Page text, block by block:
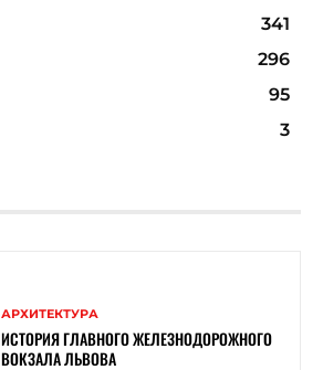
341
296
95
3
АРХИТЕКТУРА
ИСТОРИЯ ГЛАВНОГО ЖЕЛЕЗНОДОРОЖНОГО
ВОКЗАЛА ЛЬВОВА